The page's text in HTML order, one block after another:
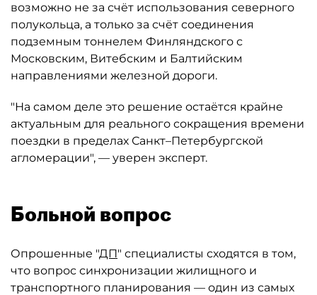
возможно не за счёт использования северного
полукольца, а только за счёт соединения
подземным тоннелем Финляндского с
Московским, Витебским и Балтийским
направлениями железной дороги.
"На самом деле это решение остаётся крайне
актуальным для реального сокращения времени
поездки в пределах Санкт–Петербургской
агломерации", — уверен эксперт.
Больной вопрос
Опрошенные "ДП" специалисты сходятся в том,
что вопрос синхронизации жилищного и
транспортного планирования — один из самых